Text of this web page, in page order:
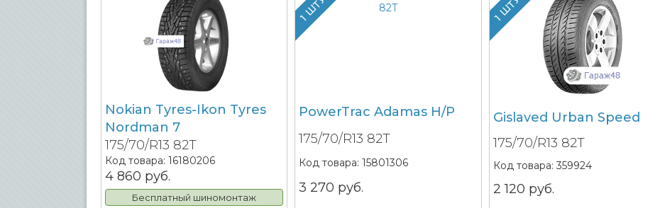
Nokian Tyres-Ikon Tyres
Nordman 7
175/70/R13 82T
Код товара: 16180206
4 860 руб.
Бесплатный шиномонтаж
PowerTrac Adamas H/P
175/70/R13 82T
Код товара:15801306
3 270 руб.
Gislaved Urban Speed
175/70/R13 82T
Код товара: 359924
2 120 руб.